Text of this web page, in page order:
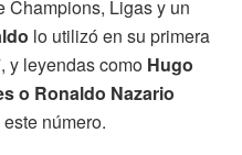
Champions, Ligas y un
lo utilizó en su primera
y leyendas como Hugo
o Ronaldo Nazario
número.